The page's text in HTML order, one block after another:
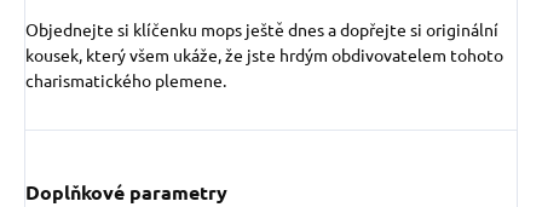
Objednejte si klíčenku mops ještě dnes a dopřejte si originální
kousek, který všem ukáže, že jste hrdým obdivovatelem tohoto
charismatického plemene.
Doplňkové parametry